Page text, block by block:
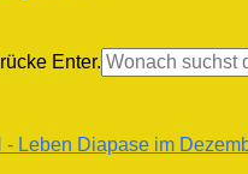
Enter.
- Leben Diapase im